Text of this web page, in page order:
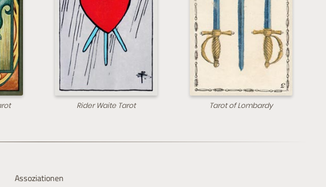
Rider Waite Tarot Tarot of Lombardy
Assoziationen